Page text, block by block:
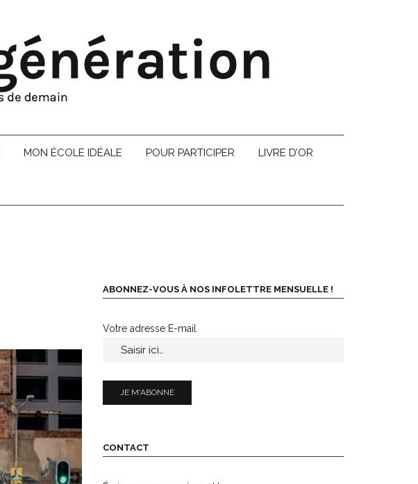
MON ÉCOLE IDÉALE POUR PARTICIPER LIVRE D’OR
ABONNEZ-VOUS À NOS INFOLETTRE MENSUELLE !
Votre adresse E-mail
CONTACT